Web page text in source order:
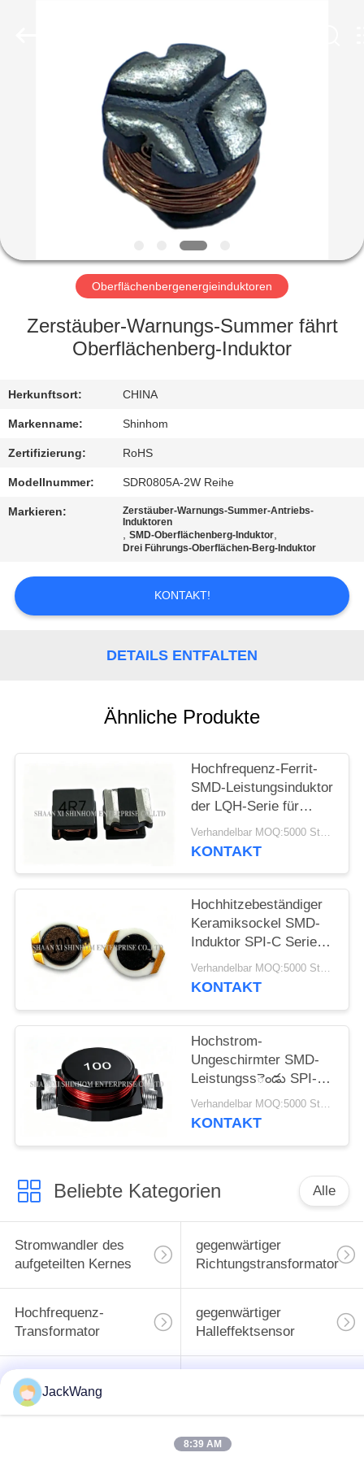
PRODUKTE
ÜBER
UNS
WERKSBESICHTIGUNG
QUALITÄTSKONTROLLE
KONTAKTIEREN
SIE
UNS
NEUIGKEITEN
RECHTSSACHEN
ANGEBOT
ANFORDERN
PRIVACY
POLICY
Oberflächenbergenergieinduktoren
Zerstäuber-Warnungs-Summer fährt
Oberflächenberg-Induktor
Herkunftsort: CHINA
Markenname: Shinhom
Zertifizierung: RoHS
Modellnummer: SDR0805A-2W Reihe
Markieren:
Zerstäuber-Warnungs-Summer-Antriebs-
Induktoren
,SMD-Oberflächenberg-Induktor,
Drei Führungs-Oberflächen-Berg-Induktor
KONTAKT!
DETAILS ENTFALTEN
Ähnliche Produkte
Hochfrequenz-Ferrit-
SMD-Leistungsinduktor
der LQH-Serie für
drahtlose
Kommunikations- und
Verhandelbar MOQ:5000 Stück
KONTAKT
Hochhitzebeständiger
Keramiksockel SMD-
Induktor SPI-C Serie
für Set-Top-Boxen und
Server
Verhandelbar MOQ:5000 Stück
KONTAKT
Hochstrom-
Ungeschirmter SMD-
Leistungssెండు SPI-
HC-Serie für
Niederspannungs-DC-
Verhandelbar MOQ:5000 Stück
KONTAKT
Beliebte Kategorien Alle
Stromwandler des
aufgeteilten Kernes
gegenwärtiger
Richtungstransformator
Hochfrequenz-
Transformator
gegenwärtiger
Halleffektsensor
BAD Energie-
Induktor
hohe gegenwärtige
JackWang
8:39 AM